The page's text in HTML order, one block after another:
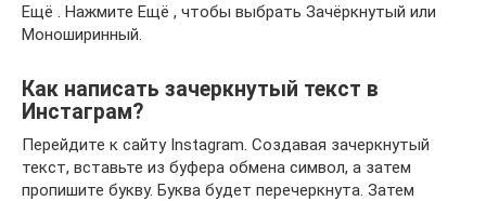
Ещё . Нажмите Ещё , чтобы выбрать Зачёркнутый или
Моноширинный.
Как написать зачеркнутый текст в
Инстаграм?
Перейдите к сайту Instagram. Создавая зачеркнутый
текст, вставьте из буфера обмена символ, а затем
пропишите букву. Буква будет перечеркнута. Затем